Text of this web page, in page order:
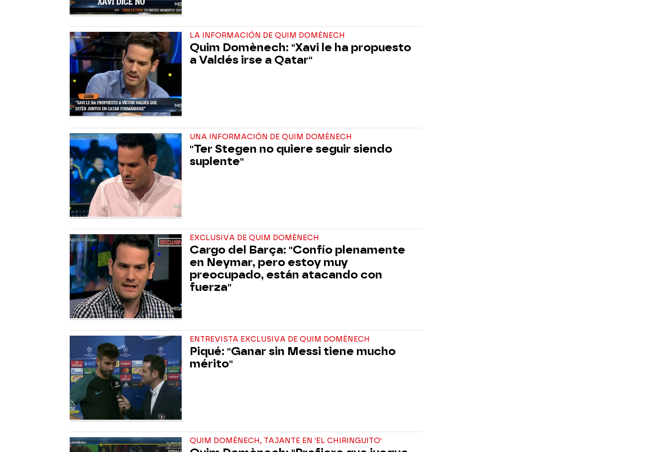
LA INFORMACIÓN DE QUIM DOMÈNECH
Quim Domènech: "Xavi le ha propuesto
a Valdés irse a Qatar"
UNA INFORMACIÓN DE QUIM DOMÈNECH
"Ter Stegen no quiere seguir siendo
suplente"
EXCLUSIVA DE QUIM DOMÈNECH
Cargo del Barça: "Confío plenamente
en Neymar, pero estoy muy
preocupado, están atacando con
fuerza"
ENTREVISTA EXCLUSIVA DE QUIM DOMÈNECH
Piqué: "Ganar sin Messi tiene mucho
mérito"
QUIM DOMÈNECH, TAJANTE EN 'EL CHIRINGUITO'